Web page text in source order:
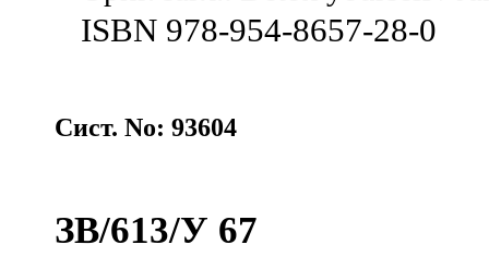
ISBN 978-954-8657-28-0
Сист. No: 93604
ЗВ/613/У 67